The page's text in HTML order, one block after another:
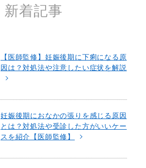
新着記事
【医師監修】妊娠後期に下痢になる原
因は？対処法や注意したい症状を解説
妊娠後期におなかの張りを感じる原因
とは？対処法や受診した方がいいケー
スを紹介【医師監修】